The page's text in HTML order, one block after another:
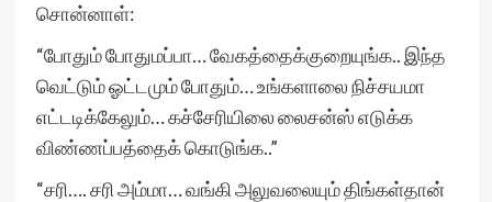
சொன்னாள்:
“போதும் போதுமப்பா… வேகத்தைக்குறையுங்க.. இந்த
வெட்டும் ஓட்டமும் போதும்… உங்களாலை நிச்சயமா
எட்டடிக்கேலும்… கச்சேரியிலை லைசன்ஸ் எடுக்க
விண்ணப்பத்தைக் கொடுங்க..”
“சரி…. சரி அம்மா… வங்கி அலுவலையும் திங்கள்தான்